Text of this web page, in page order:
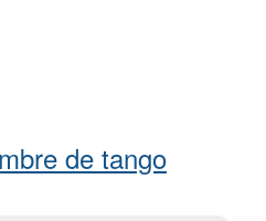
de tango